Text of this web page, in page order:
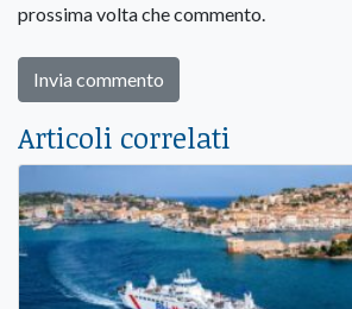
prossima volta che commento.
Articoli correlati